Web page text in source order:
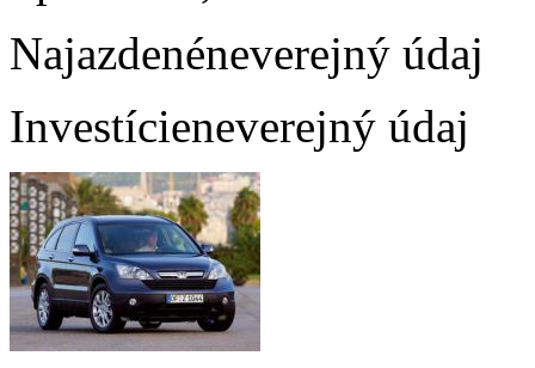
Najazdenéneverejný údaj
Investícieneverejný údaj